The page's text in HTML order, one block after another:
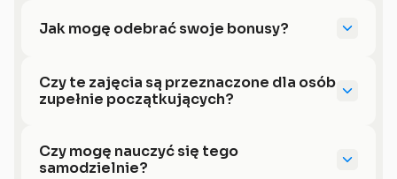
Jak mogę odebrać swoje bonusy?
Czy te zajęcia są przeznaczone dla osób
zupełnie początkujących?
Czy mogę nauczyć się tego
samodzielnie?